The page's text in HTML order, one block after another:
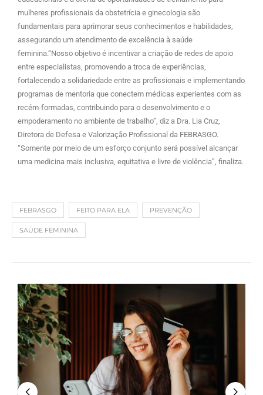
mulheres profissionais da obstetrícia e ginecologia são
fundamentais para aprimorar seus conhecimentos e habilidades,
assegurando um atendimento de excelência à saúde
feminina.“Nosso objetivo é incentivar a criação de redes de apoio
entre especialistas, promovendo a troca de experiências,
fortalecendo a solidariedade entre as profissionais e implementando
programas de mentoria que conectem médicas experientes com as
recém-formadas, contribuindo para o desenvolvimento e o
empoderamento no ambiente de trabalho”, diz a Dra. Lia Cruz,
Diretora de Defesa e Valorização Profissional da FEBRASGO.
“Somente por meio de um esforço conjunto será possível alcançar
uma medicina mais inclusiva, equitativa e livre de violência”, finaliza.
FEBRASGO FEITO PARA ELA PREVENÇÃO
SAÚDE FEMININA